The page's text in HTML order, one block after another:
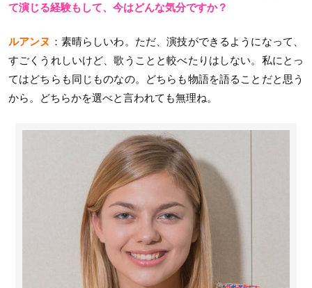
て演じる経験もして、今はどんな気分ですか？
ルアンヌ ：素晴らしいわ。ただ、演技ができるようになって、
すごくうれしいけど、歌うことと較べたりはしない。私にとっ
てはどちらも同じものなの。どちらも物語を語ることだと思う
から。どちらかを選べと言われても無理ね。